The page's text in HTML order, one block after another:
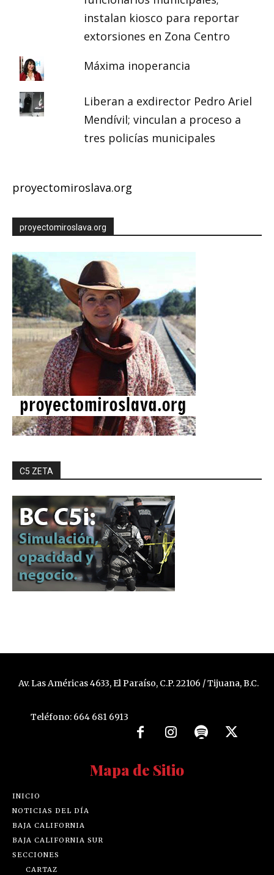
instalan kiosco para reportar
extorsiones en Zona Centro
Máxima inoperancia
Liberan a exdirector Pedro Ariel
Mendívil; vinculan a proceso a
tres policías municipales
proyectomiroslava.org
proyectomiroslava.org
C5 ZETA
Av. Las Américas 4633, El Paraíso, C.P. 22106 / Tijuana, B.C.
Teléfono: 664 681 6913
Mapa de Sitio
INICIO
NOTICIAS DEL DÍA
BAJA CALIFORNIA
BAJA CALIFORNIA SUR
SECCIONES
CARTAZ